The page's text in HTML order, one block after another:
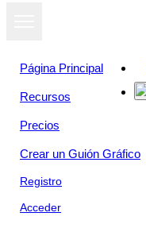
Página Principal
Recursos
Precios
Crear un Guión Gráfico
Registro
Acceder